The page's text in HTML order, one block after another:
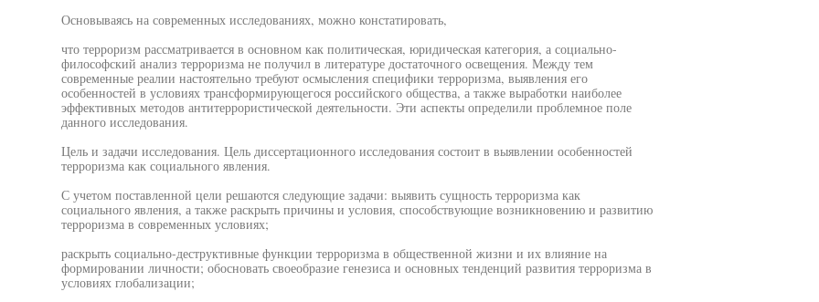
Основываясь на современных исследованиях, можно констатировать,
что терроризм рассматривается в основном как политическая, юридическая категория, а социально-
философский анализ терроризма не получил в литературе достаточного освещения. Между тем
современные реалии настоятельно требуют осмысления специфики терроризма, выявления его
особенностей в условиях трансформирующегося российского общества, а также выработки наиболее
эффективных методов антитеррористической деятельности. Эти аспекты определили проблемное поле
данного исследования.
Цель и задачи исследования. Цель диссертационного исследования состоит в выявлении особенностей
терроризма как социального явления.
С учетом поставленной цели решаются следующие задачи: выявить сущность терроризма как
социального явления, а также раскрыть причины и условия, способствующие возникновению и развитию
терроризма в современных условиях;
раскрыть социально-деструктивные функции терроризма в общественной жизни и их влияние на
формировании личности; обосновать своеобразие генезиса и основных тенденций развития терроризма в
условиях глобализации;